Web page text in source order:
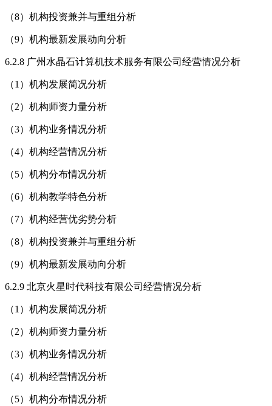
（8）机构投资兼并与重组分析
（9）机构最新发展动向分析
6.2.8 广州水晶石计算机技术服务有限公司经营情况分析
（1）机构发展简况分析
（2）机构师资力量分析
（3）机构业务情况分析
（4）机构经营情况分析
（5）机构分布情况分析
（6）机构教学特色分析
（7）机构经营优劣势分析
（8）机构投资兼并与重组分析
（9）机构最新发展动向分析
6.2.9 北京火星时代科技有限公司经营情况分析
（1）机构发展简况分析
（2）机构师资力量分析
（3）机构业务情况分析
（4）机构经营情况分析
（5）机构分布情况分析